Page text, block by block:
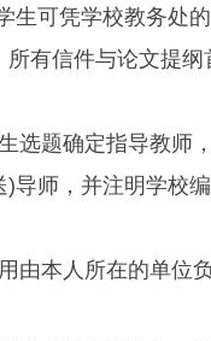
生可凭学校教务处
有信件与论文提
题确定指导教师
导师，并注明学校
本人所在的单位负